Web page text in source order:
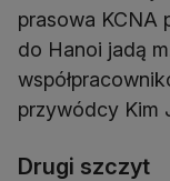
prasowa KCNA
do Hanoi jadą
przywódcy Kim
Drugi szczyt